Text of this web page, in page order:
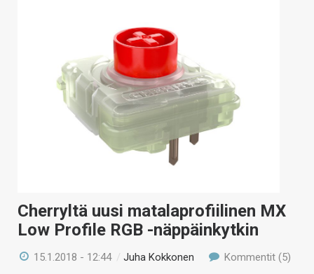
Cherryltä uusi matalaprofiilinen MX
Low Profile RGB -näppäinkytkin
15.1.2018 - 12:44 /Juha Kokkonen Kommentit (5)